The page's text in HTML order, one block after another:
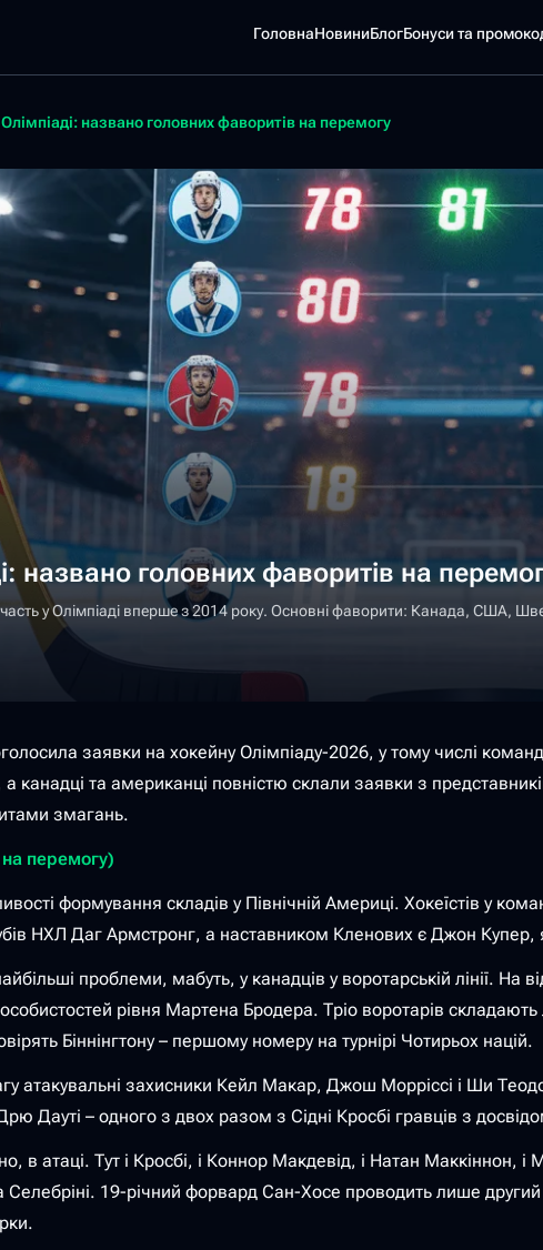
ГоловнаНовиниБлогБонуси та
названо головних фаворитів на перемогу
названо головних фаворитів на
у Олімпіаді вперше з 2014 року. Основні фаворити: Канада, США,
заявки на хокейну Олімпіаду-2026, у тому числі
а канадці та американці повністю склали заявки з
змагань.
перемогу)
формування складів у Північній Америці. Хокеїстів у
НХЛ Даг Армстронг, а наставником Кленових є Джон
проблеми, мабуть, у канадців у воротарській лінії. На
рівня Мартена Бродера. Тріо воротарів
Біннінгтону – першому номеру на турнірі Чотирьох націй.
атакувальні захисники Кейл Макар, Джош Морріссі і Ши
Дауті – одного з двох разом з Сідні Кросбі гравців з
в атаці. Тут і Кросбі, і Коннор Макдевід, і Натан Маккіннон,
Селебріні. 19-річний форвард Сан-Хосе проводить лише